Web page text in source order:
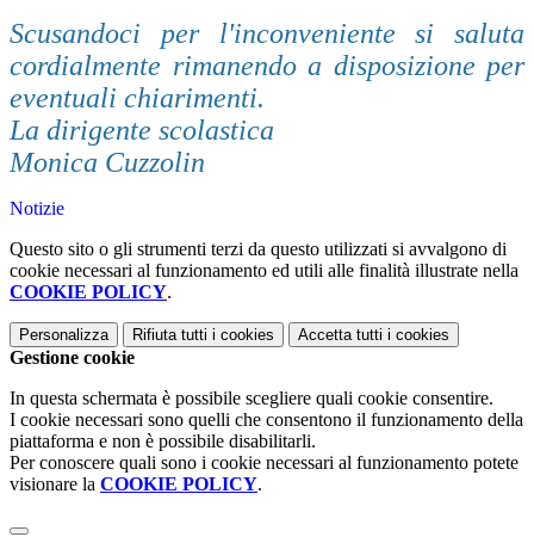
Scusandoci per l'inconveniente si saluta
cordialmente rimanendo a disposizione per
eventuali chiarimenti.
La dirigente scolastica
Monica Cuzzolin
Notizie
Questo sito o gli strumenti terzi da questo utilizzati si avvalgono di
cookie necessari al funzionamento ed utili alle finalità illustrate nella
COOKIE POLICY.
Personalizza Rifiuta tutti i cookies Accetta tutti i cookies
Gestione cookie
In questa schermata è possibile scegliere quali cookie consentire.
I cookie necessari sono quelli che consentono il funzionamento della
piattaforma e non è possibile disabilitarli.
Per conoscere quali sono i cookie necessari al funzionamento potete
visionare la COOKIE POLICY.